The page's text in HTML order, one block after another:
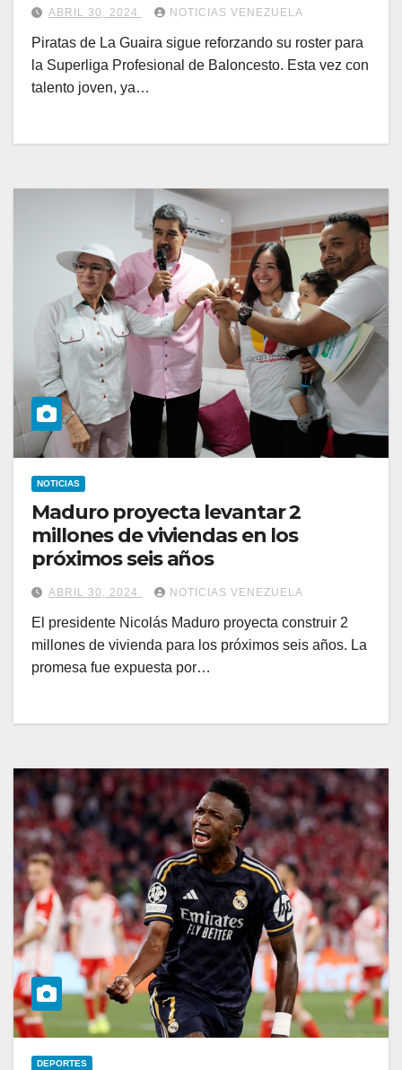
ABRIL 30, 2024 NOTICIAS VENEZUELA
Piratas de La Guaira sigue reforzando su roster para
la Superliga Profesional de Baloncesto. Esta vez con
talento joven, ya…
NOTICIAS
Maduro proyecta levantar 2
millones de viviendas en los
próximos seis años
ABRIL 30, 2024 NOTICIAS VENEZUELA
El presidente Nicolás Maduro proyecta construir 2
millones de vivienda para los próximos seis años. La
promesa fue expuesta por…
DEPORTES